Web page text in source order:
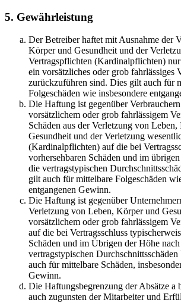
5. Gewährleistung
Der Betreiber haftet mit Ausnahme der
Körper und Gesundheit und der
Vertragspflichten (Kardinalpflichten)
ein vorsätzliches oder grob fahrlässiges
zurückzuführen sind. Dies gilt auch für
Folgeschäden wie insbesondere
Die Haftung ist gegenüber
vorsätzlichem oder grob fahrlässigem
Schäden aus der Verletzung von
Gesundheit und der Verletzung
(Kardinalpflichten) auf die bei
vorhersehbaren Schäden und im
die vertragstypischen
gilt auch für mittelbare Folgeschäden
entgangenen Gewinn.
Die Haftung ist gegenüber
Verletzung von Leben, Körper und
vorsätzlichem oder grob fahrlässigem
auf die bei Vertragsschluss
Schäden und im Übrigen der Höhe
vertragstypischen
auch für mittelbare Schäden,
Gewinn.
Die Haftungsbegrenzung der Absätze a
auch zugunsten der Mitarbeiter und